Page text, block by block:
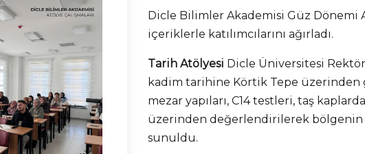
Dicle Bilimler Akademisi Güz Dönemi
içeriklerle katılımcılarını ağırladı.
Tarih Atölyesi Dicle Üniversitesi Rektör
kadim tarihine Körtik Tepe üzerinden
mezar yapıları, C14 testleri, taş
üzerinden değerlendirilerek bölgenin
sunuldu.